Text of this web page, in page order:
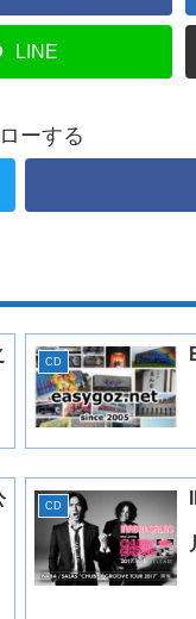
LINE
ーする
CD
CD